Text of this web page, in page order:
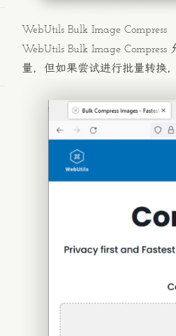
WebUtils Bulk Image Compress
WebUtils Bulk Image Compress
量，但如果尝试进行批量转换